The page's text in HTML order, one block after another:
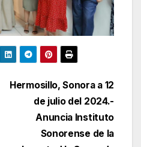
Hermosillo, Sonora a 12
de julio del 2024.-
Anuncia Instituto
Sonorense de la